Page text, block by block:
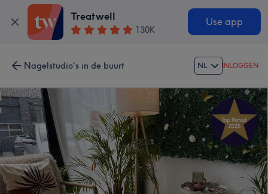
Treatwell
130K
Use app
Nagelstudio's in de buurt NL INLOGGEN